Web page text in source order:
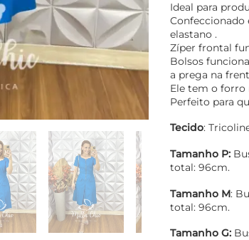
Ideal para
elastano .
Zíper frontal
Bolsos
a prega na
Ele tem o forro
Perfeito para
Tecido:
Tamanho P:
total: 96cm.
Tamanho M:
total: 96cm.
Tamanho G: